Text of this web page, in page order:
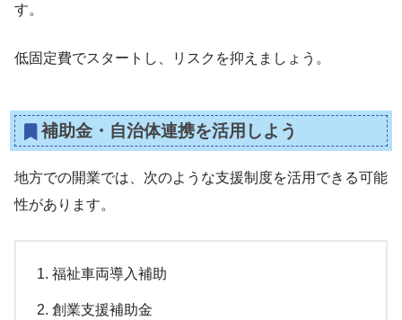
す。
低固定費でスタートし、リスクを抑えましょう。
補助金・自治体連携を活用しよう
地方での開業では、次のような支援制度を活用できる可能
性があります。
福祉車両導入補助
創業支援補助金